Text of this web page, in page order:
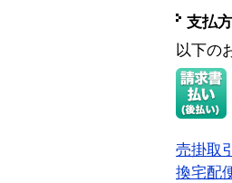
支払
以下の
売掛取
換宅配